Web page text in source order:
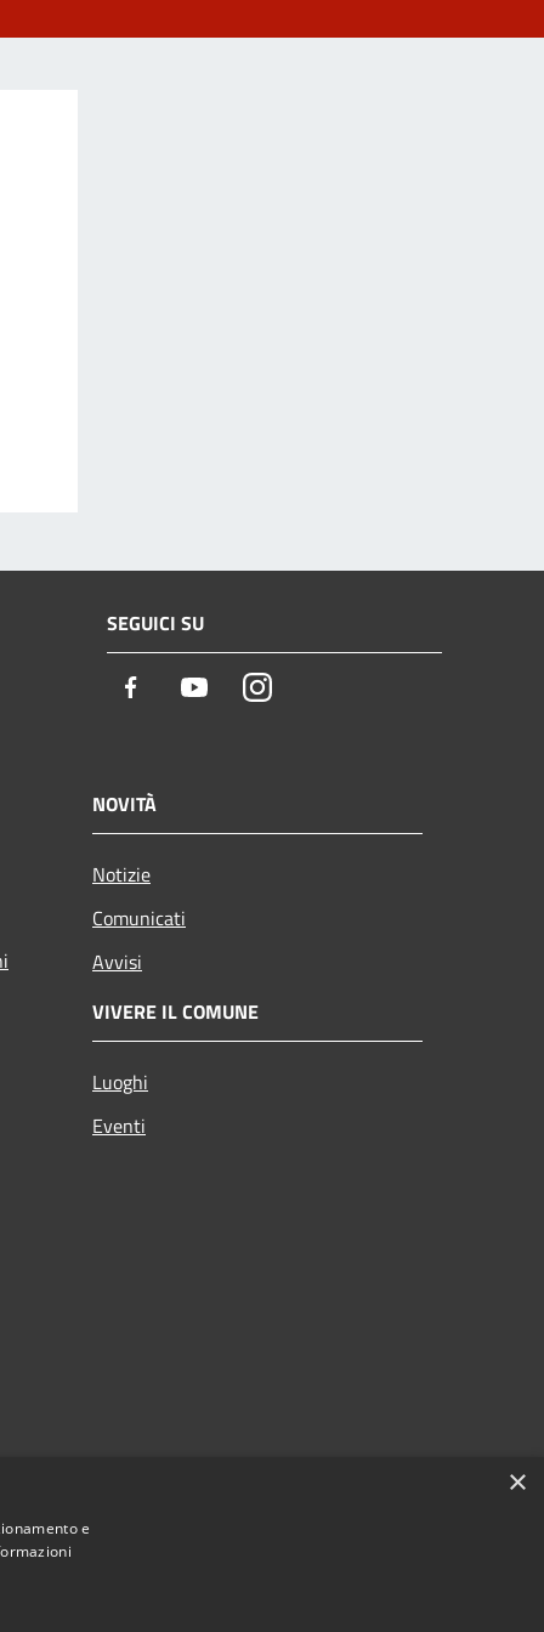
SEGUICI SU
Facebook YoutubeInstagram
NOVITÀ
Notizie
Comunicati
Avvisi
VIVERE IL COMUNE
Luoghi
Eventi
×
e